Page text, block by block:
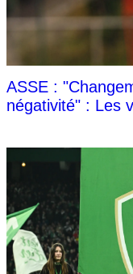
ASSE :
négativité" : Les